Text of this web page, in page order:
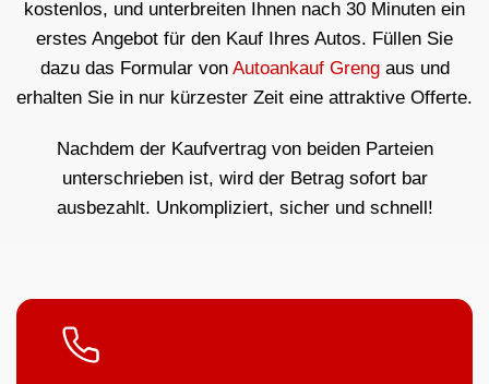
kostenlos, und unterbreiten Ihnen nach 30 Minuten ein
erstes Angebot für den Kauf Ihres Autos. Füllen Sie
dazu das Formular von Autoankauf Grengaus und
erhalten Sie in nur kürzester Zeit eine attraktive Offerte.
Nachdem der Kaufvertrag von beiden Parteien
unterschrieben ist, wird der Betrag sofort bar
ausbezahlt. Unkompliziert, sicher und schnell!